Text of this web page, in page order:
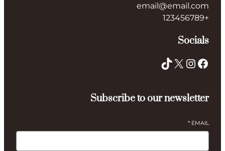
Subscribe to our